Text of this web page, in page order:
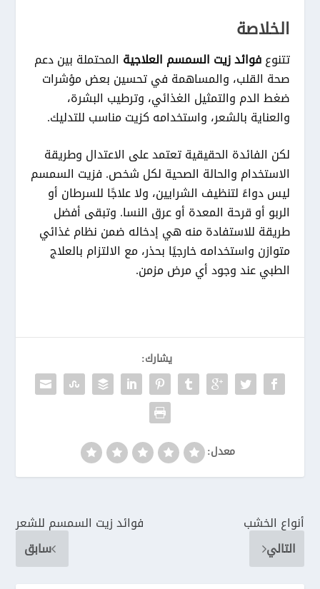
الخلاصة
تتنوعفوائد زيت السمسم العلاجية المحتملة بين دعم
صحة القلب، والمساهمة في تحسين بعض مؤشرات
ضغط الدم والتمثيل الغذائي، وترطيب البشرة،
والعناية بالشعر، واستخدامه كزيت مناسب للتدليك.
لكن الفائدة الحقيقية تعتمد على الاعتدال وطريقة
الاستخدام والحالة الصحية لكل شخص. فزيت السمسم
ليس دواءً لتنظيف الشرايين، ولا علاجًا للسرطان أو
الربو أو قرحة المعدة أو عرق النسا. وتبقى أفضل
طريقة للاستفادة منه هي إدخاله ضمن نظام غذائي
متوازن واستخدامه خارجيًا بحذر، مع الالتزام بالعلاج
الطبي عند وجود أي مرض مزمن.
يشارك:
معدل:
فوائد زيت السمسم للشعر
سابق
أنواع الخشب
التالي